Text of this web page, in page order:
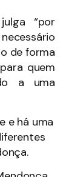
“por
de forma
quem
a uma
e há uma